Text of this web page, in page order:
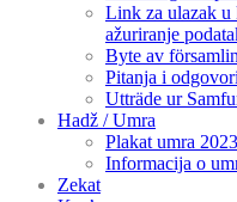
Link za ulazak
ažuriranje
Byte av
Pitanja i odgovori
Utträde ur
Hadž / Umra
Plakat umra 2023
Informacija o
Zekat